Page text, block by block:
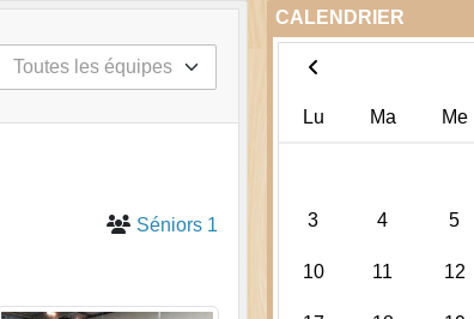
Séniors 1
CALENDRIER
Lu Ma Me
3 4 5
10 11 12